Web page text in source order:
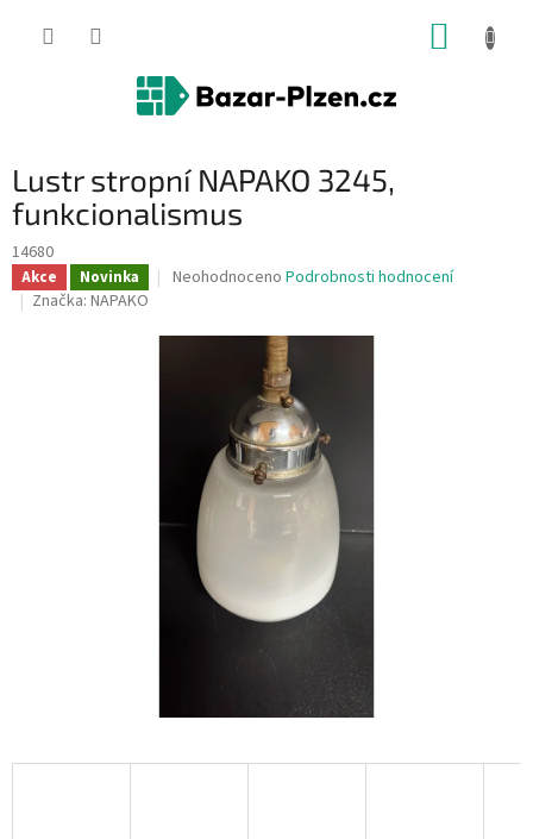
Lustr stropní NAPAKO 3245,
funkcionalismus
14680
Akce Novinka
Průměrné
je
hvězdiček.
Neohodnoceno Podrobnosti hodnocení
Značka: NAPAKO